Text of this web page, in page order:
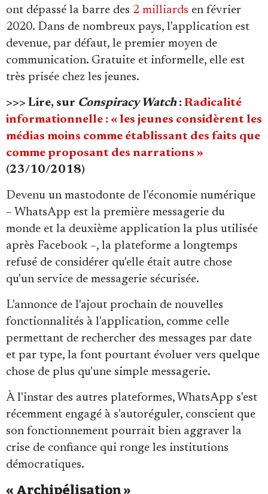
ont dépassé la barre des 2 milliards en février
2020. Dans de nombreux pays, l'application est
devenue, par défaut, le premier moyen de
communication. Gratuite et informelle, elle est
très prisée chez les jeunes.
>>> Lire, sur Conspiracy Watch: Radicalité
informationnelle : « les jeunes considèrent les
médias moins comme établissant des faits que
comme proposant des narrations »
(23/10/2018)
Devenu un mastodonte de l'économie numérique
– WhatsApp est la première messagerie du
monde et la deuxième application la plus utilisée
après Facebook –, la plateforme a longtemps
refusé de considérer qu'elle était autre chose
qu'un service de messagerie sécurisée.
L'annonce de l'ajout prochain de nouvelles
fonctionnalités à l'application, comme celle
permettant de rechercher des messages par date
et par type, la font pourtant évoluer vers quelque
chose de plus qu'une simple messagerie.
À l'instar des autres plateformes, WhatsApp s'est
récemment engagé à s'autoréguler, conscient que
son fonctionnement pourrait bien aggraver la
crise de confiance qui ronge les institutions
démocratiques.
« Archipélisation »